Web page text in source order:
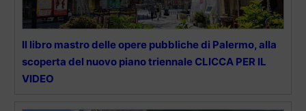
Il libro mastro delle opere pubbliche di Palermo, alla
scoperta del nuovo piano triennale CLICCA PER IL
VIDEO